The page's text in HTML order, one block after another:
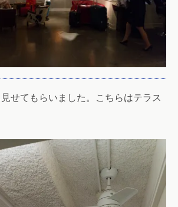
せてもらいました。こちらはテラス